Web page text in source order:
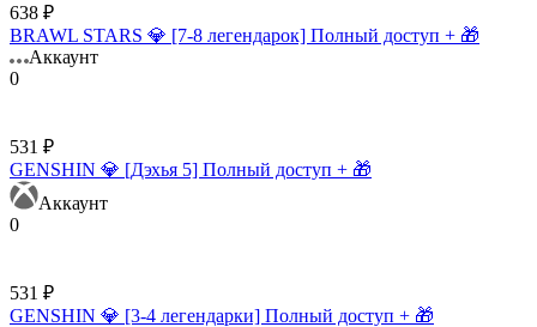
638 ₽
BRAWL STARS 💎 [7-8 легендарок] Полный доступ + 🎁
Аккаунт
0
531 ₽
GENSHIN 💎 [Дэхья 5] Полный доступ + 🎁
Аккаунт
0
531 ₽
GENSHIN 💎 [3-4 легендарки] Полный доступ + 🎁